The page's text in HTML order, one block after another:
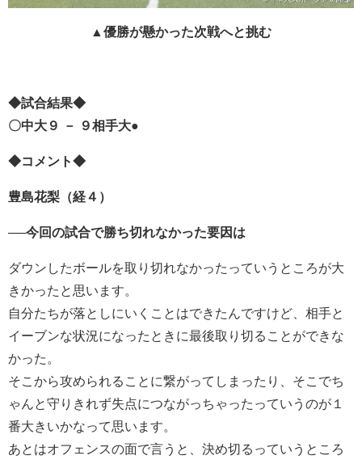
▲優勝が懸かった次戦へと挑む
◆試合結果◆
〇中大９ － ９相手大●
◆コメント◆
豊島花梨（経４）
──今回の試合で勝ち切れなかった要因は
ダウンしたボールを取り切れなかったっていうところが大
きかったと思います。
自分たちが落としにいくことはできたんですけど、相手と
イーブンな状況になったときに最後取り切ることができな
かった。
そこから攻められることに繋がってしまったり、そこでち
ゃんと守りきれず失点につながっちゃったっていうのが１
番大きいかなって思います。
あとはオフェンスの面で言うと、決め切るっていうところ